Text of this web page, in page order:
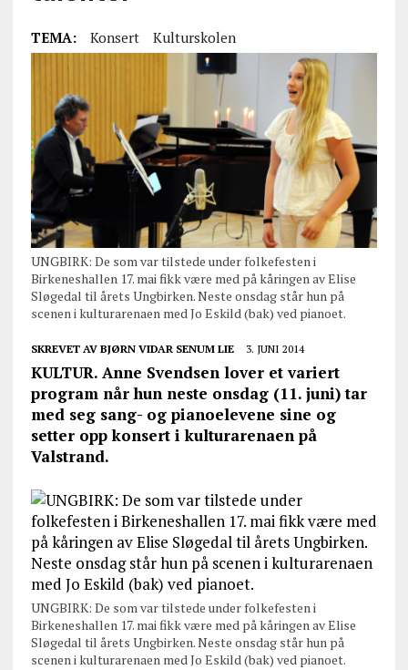
TEMA: Konsert Kulturskolen
UNGBIRK: De som var tilstede under folkefesten i
Birkeneshallen 17. mai fikk være med på kåringen av Elise
Sløgedal til årets Ungbirken. Neste onsdag står hun på
scenen i kulturarenaen med Jo Eskild (bak) ved pianoet.
SKREVET AV BJØRN VIDAR SENUM LIE 3. JUNI 2014
KULTUR. Anne Svendsen lover et variert
program når hun neste onsdag (11. juni) tar
med seg sang- og pianoelevene sine og
setter opp konsert i kulturarenaen på
Valstrand.
UNGBIRK: De som var tilstede under folkefesten i
Birkeneshallen 17. mai fikk være med på kåringen av Elise
Sløgedal til årets Ungbirken. Neste onsdag står hun på
scenen i kulturarenaen med Jo Eskild (bak) ved pianoet.